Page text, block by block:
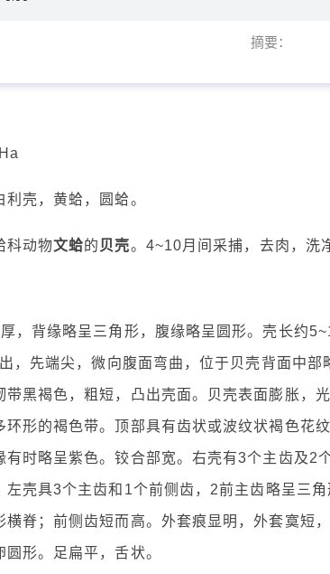
摘要：
壳，黄蛤，圆蛤。
科动物文蛤的 贝壳。4~10月间采捕，去肉，洗
，背缘略呈三角形，腹缘略呈圆形。壳长约
，先端尖，微向腹面弯曲，位于贝壳背面中
带黑褐色，粗短，凸出壳面。贝壳表面膨胀，
环形的褐色带。顶部具有齿状或波纹状褐色花
有时略呈紫色。铰合部宽。右壳有3个主齿及2
左壳具3个主齿和1个前侧齿，2前主齿略呈三
横脊；前侧齿短而高。外套痕显明，外套寞短
形。足扁平，舌状。